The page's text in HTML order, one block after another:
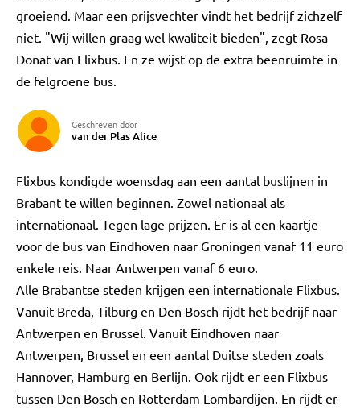
groeiend. Maar een prijsvechter vindt het bedrijf zichzelf
niet. "Wij willen graag wel kwaliteit bieden", zegt Rosa
Donat van Flixbus. En ze wijst op de extra beenruimte in
de felgroene bus.
Geschreven door
van der Plas Alice
Flixbus kondigde woensdag aan een aantal buslijnen in
Brabant te willen beginnen. Zowel nationaal als
internationaal. Tegen lage prijzen. Er is al een kaartje
voor de bus van Eindhoven naar Groningen vanaf 11 euro
enkele reis. Naar Antwerpen vanaf 6 euro.
Alle Brabantse steden krijgen een internationale Flixbus.
Vanuit Breda, Tilburg en Den Bosch rijdt het bedrijf naar
Antwerpen en Brussel. Vanuit Eindhoven naar
Antwerpen, Brussel en een aantal Duitse steden zoals
Hannover, Hamburg en Berlijn. Ook rijdt er een Flixbus
tussen Den Bosch en Rotterdam Lombardijen. En rijdt er